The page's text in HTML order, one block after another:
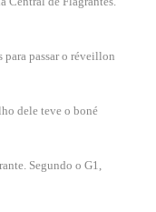
para passar o réveillon
dele teve o boné
Segundo o G1,